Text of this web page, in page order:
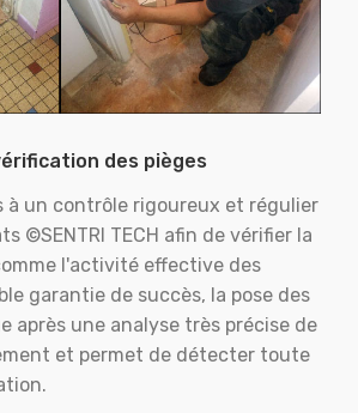
des pièges
à un contrôle rigoureux et régulier
©SENTRI TECH afin de vérifier la
l'activité effective des
garantie de succès, la pose des
après une analyse très précise de
et permet de détecter toute